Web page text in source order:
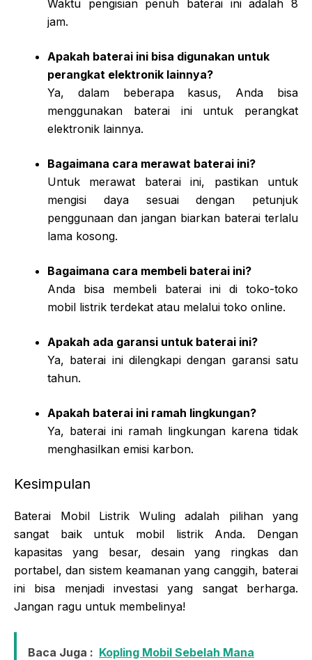
Waktu pengisian penuh baterai ini adalah 8
jam.
Apakah baterai ini bisa digunakan untuk
perangkat elektronik lainnya?
Ya, dalam beberapa kasus, Anda bisa
menggunakan baterai ini untuk perangkat
elektronik lainnya.
Bagaimana cara merawat baterai ini?
Untuk merawat baterai ini, pastikan untuk
mengisi daya sesuai dengan petunjuk
penggunaan dan jangan biarkan baterai terlalu
lama kosong.
Bagaimana cara membeli baterai ini?
Anda bisa membeli baterai ini di toko-toko
mobil listrik terdekat atau melalui toko online.
Apakah ada garansi untuk baterai ini?
Ya, baterai ini dilengkapi dengan garansi satu
tahun.
Apakah baterai ini ramah lingkungan?
Ya, baterai ini ramah lingkungan karena tidak
menghasilkan emisi karbon.
Kesimpulan
Baterai Mobil Listrik Wuling adalah pilihan yang
sangat baik untuk mobil listrik Anda. Dengan
kapasitas yang besar, desain yang ringkas dan
portabel, dan sistem keamanan yang canggih, baterai
ini bisa menjadi investasi yang sangat berharga.
Jangan ragu untuk membelinya!
Baca Juga : Kopling Mobil Sebelah Mana